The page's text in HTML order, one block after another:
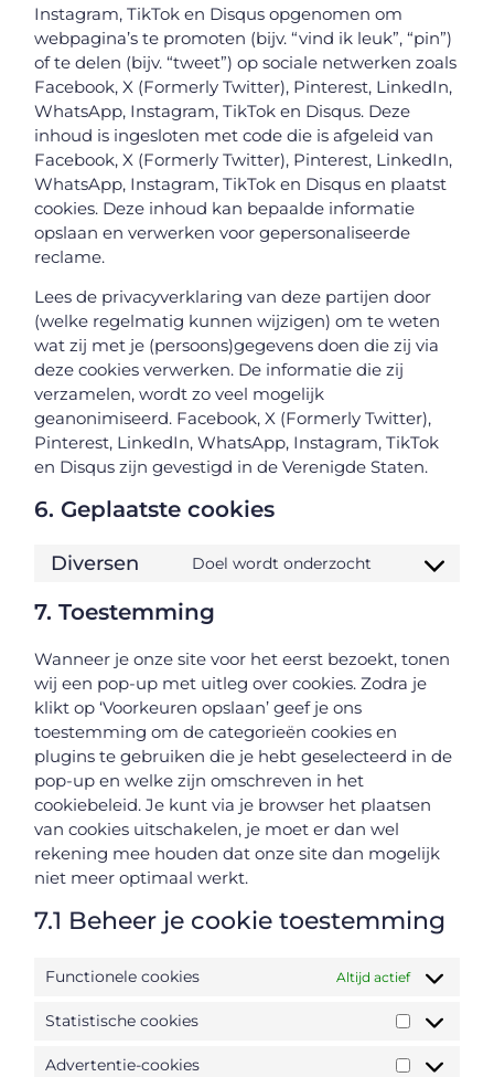
Instagram, TikTok en Disqus opgenomen om
webpagina’s te promoten (bijv. “vind ik leuk”, “pin”)
of te delen (bijv. “tweet”) op sociale netwerken zoals
Facebook, X (Formerly Twitter), Pinterest, LinkedIn,
WhatsApp, Instagram, TikTok en Disqus. Deze
inhoud is ingesloten met code die is afgeleid van
Facebook, X (Formerly Twitter), Pinterest, LinkedIn,
WhatsApp, Instagram, TikTok en Disqus en plaatst
cookies. Deze inhoud kan bepaalde informatie
opslaan en verwerken voor gepersonaliseerde
reclame.
Lees de privacyverklaring van deze partijen door
(welke regelmatig kunnen wijzigen) om te weten
wat zij met je (persoons)gegevens doen die zij via
deze cookies verwerken. De informatie die zij
verzamelen, wordt zo veel mogelijk
geanonimiseerd. Facebook, X (Formerly Twitter),
Pinterest, LinkedIn, WhatsApp, Instagram, TikTok
en Disqus zijn gevestigd in de Verenigde Staten.
6. Geplaatste cookies
Diversen Doel wordt onderzocht
7. Toestemming
Wanneer je onze site voor het eerst bezoekt, tonen
wij een pop-up met uitleg over cookies. Zodra je
klikt op ‘Voorkeuren opslaan’ geef je ons
toestemming om de categorieën cookies en
plugins te gebruiken die je hebt geselecteerd in de
pop-up en welke zijn omschreven in het
cookiebeleid. Je kunt via je browser het plaatsen
van cookies uitschakelen, je moet er dan wel
rekening mee houden dat onze site dan mogelijk
niet meer optimaal werkt.
7.1 Beheer je cookie toestemming
Functionele cookies Altijd actief
Statistische cookies
Advertentie-cookies